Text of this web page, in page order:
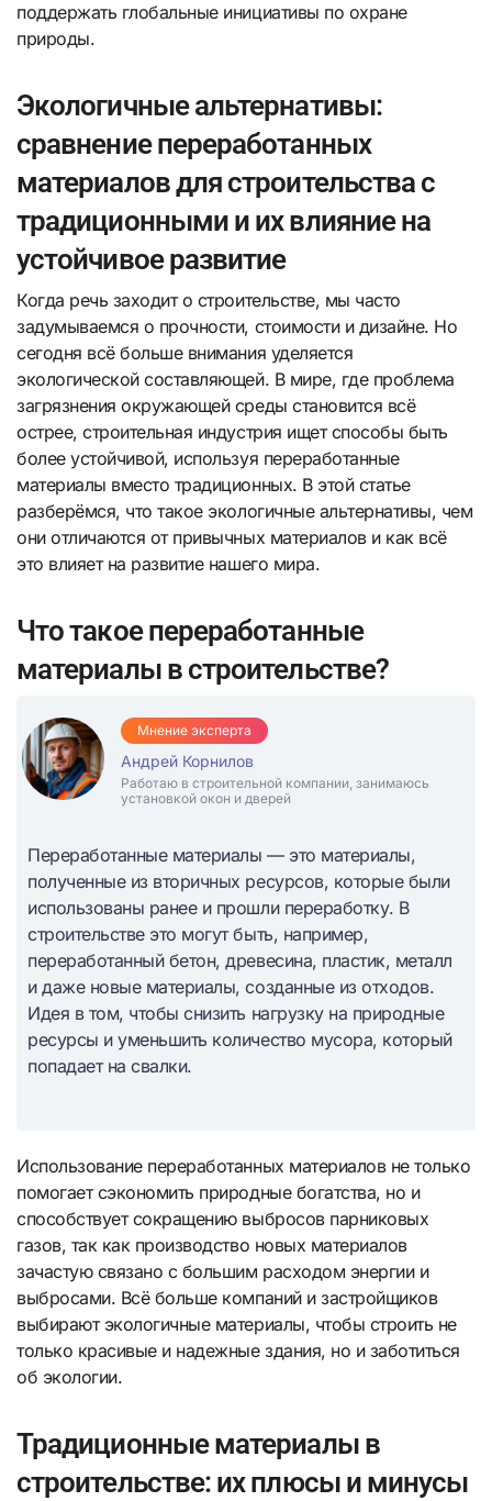
поддержать глобальные инициативы по охране
природы.
Экологичные альтернативы:
сравнение переработанных
материалов для строительства с
традиционными и их влияние на
устойчивое развитие
Когда речь заходит о строительстве, мы часто
задумываемся о прочности, стоимости и дизайне. Но
сегодня всё больше внимания уделяется
экологической составляющей. В мире, где проблема
загрязнения окружающей среды становится всё
острее, строительная индустрия ищет способы быть
более устойчивой, используя переработанные
материалы вместо традиционных. В этой статье
разберёмся, что такое экологичные альтернативы, чем
они отличаются от привычных материалов и как всё
это влияет на развитие нашего мира.
Что такое переработанные
материалы в строительстве?
Мнение эксперта
Андрей Корнилов
Работаю в строительной компании, занимаюсь
установкой окон и дверей
Переработанные материалы — это материалы,
полученные из вторичных ресурсов, которые были
использованы ранее и прошли переработку. В
строительстве это могут быть, например,
переработанный бетон, древесина, пластик, металл
и даже новые материалы, созданные из отходов.
Идея в том, чтобы снизить нагрузку на природные
ресурсы и уменьшить количество мусора, который
попадает на свалки.
Использование переработанных материалов не только
помогает сэкономить природные богатства, но и
способствует сокращению выбросов парниковых
газов, так как производство новых материалов
зачастую связано с большим расходом энергии и
выбросами. Всё больше компаний и застройщиков
выбирают экологичные материалы, чтобы строить не
только красивые и надежные здания, но и заботиться
об экологии.
Традиционные материалы в
строительстве: их плюсы и минусы